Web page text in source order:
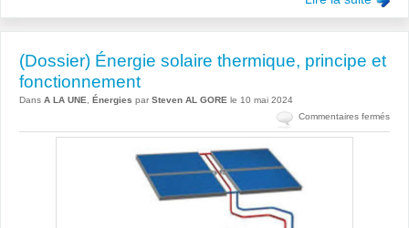
(Dossier) Énergie solaire thermique, principe et
fonctionnement
Dans A LA UNE Énergies par Steven AL GORE le 10 mai 2024
Commentaires ferméssur